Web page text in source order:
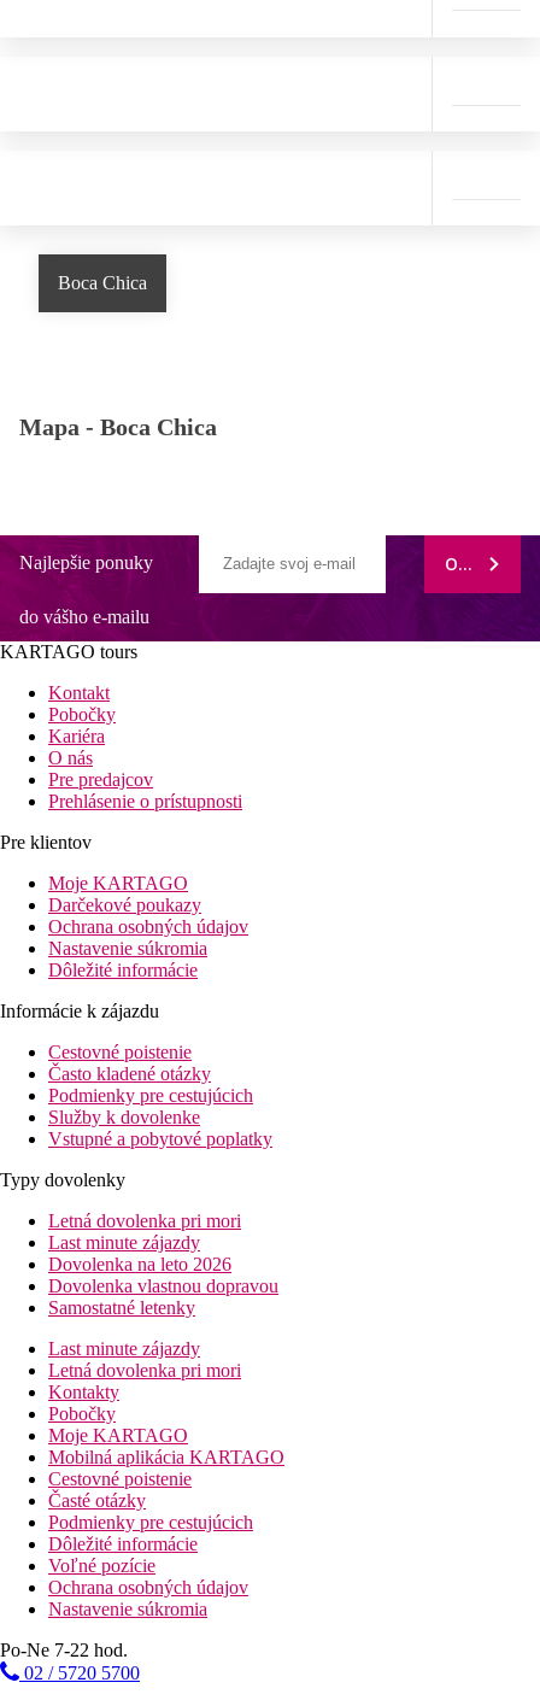
Boca Chica
Mapa - Boca Chica
Najlepšie ponuky
do vášho e-mailu
ODOBERAŤ
KARTAGO tours
Kontakt
Pobočky
Kariéra
O nás
Pre predajcov
Prehlásenie o prístupnosti
Pre klientov
Moje KARTAGO
Darčekové poukazy
Ochrana osobných údajov
Nastavenie súkromia
Dôležité informácie
Informácie k zájazdu
Cestovné poistenie
Často kladené otázky
Podmienky pre cestujúcich
Služby k dovolenke
Vstupné a pobytové poplatky
Typy dovolenky
Letná dovolenka pri mori
Last minute zájazdy
Dovolenka na leto 2026
Dovolenka vlastnou dopravou
Samostatné letenky
Last minute zájazdy
Letná dovolenka pri mori
Kontakty
Pobočky
Moje KARTAGO
Mobilná aplikácia KARTAGO
Cestovné poistenie
Časté otázky
Podmienky pre cestujúcich
Dôležité informácie
Voľné pozície
Ochrana osobných údajov
Nastavenie súkromia
Po-Ne 7-22 hod.
02 / 5720 5700